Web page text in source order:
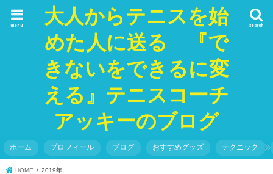
大人からテニスを始
めた人に送る 『で
きないをできるに変
える』テニスコーチ
アッキーのブログ
search
menu
ホーム プロフィール ブログ おすすめグッズ テクニック
HOME 2019年